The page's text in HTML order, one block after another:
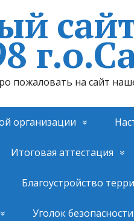
пожаловать на сайт
организации
Итоговая аттестация
Благоустройство
Уголок безопасности